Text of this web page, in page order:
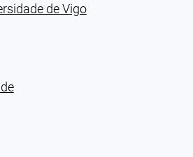
de Vigo